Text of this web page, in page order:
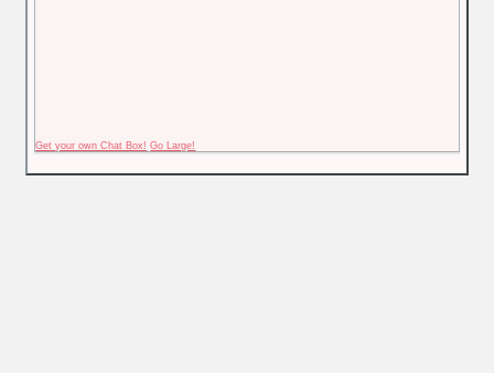
Get your own Chat Box! Go Large!